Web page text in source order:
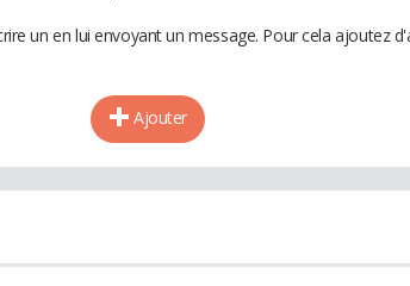
un en lui envoyant un message. Pour cela ajoutez
Ajouter